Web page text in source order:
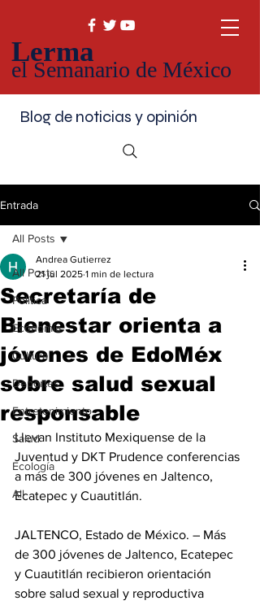
Lerma
el Semanario de México
Blog de noticias y opinión
Entrada
All Posts
Política
Economía
Cultura
Deportes
Entretenimiento
Salud
Ecología
All
All Posts
Secretaría de
Bienestar orienta a
jóvenes de EdoMéx
sobre salud sexual
responsable
Andrea Gutierrez
21 jul 2025 1 min de lectura
Llevan Instituto Mexiquense de la
Juventud y DKT Prudence conferencias
a más de 300 jóvenes en Jaltenco,
Ecatepec y Cuautitlán.
JALTENCO, Estado de México. – Más
de 300 jóvenes de Jaltenco, Ecatepec
y Cuautitlán recibieron orientación
sobre salud sexual y reproductiva